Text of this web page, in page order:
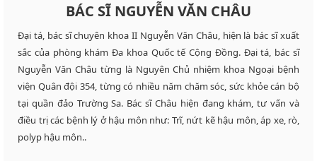
BÁC SĨ NGUYỄN VĂN CHÂU
Đại tá, bác sĩ chuyên khoa II Nguyễn Văn Châu, hiện là bác sĩ xuất
sắc của phòng khám Đa khoa Quốc tế Cộng Đồng. Đại tá, bác sĩ
Nguyễn Văn Châu từng là Nguyên Chủ nhiệm khoa Ngoại bệnh
viện Quân đội 354, từng có nhiều năm chăm sóc, sức khỏe cán bộ
tại quần đảo Trường Sa. Bác sĩ Châu hiện đang khám, tư vấn và
điều trị các bệnh lý ở hậu môn như: Trĩ, nứt kẽ hậu môn, áp xe, rò,
polyp hậu môn..